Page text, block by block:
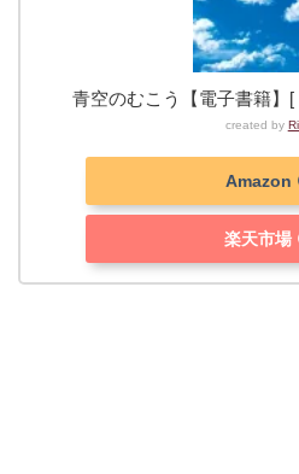
青空のむこう【電子書籍】
created by
Amazon
楽天市場